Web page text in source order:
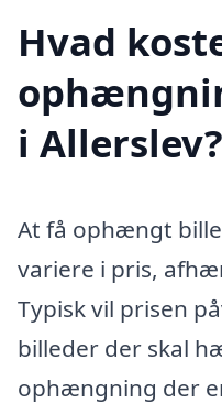
Hvad
i Allerslev?
At få ophængt
variere i pris,
Typisk vil prisen
billeder der skal
ophængning der